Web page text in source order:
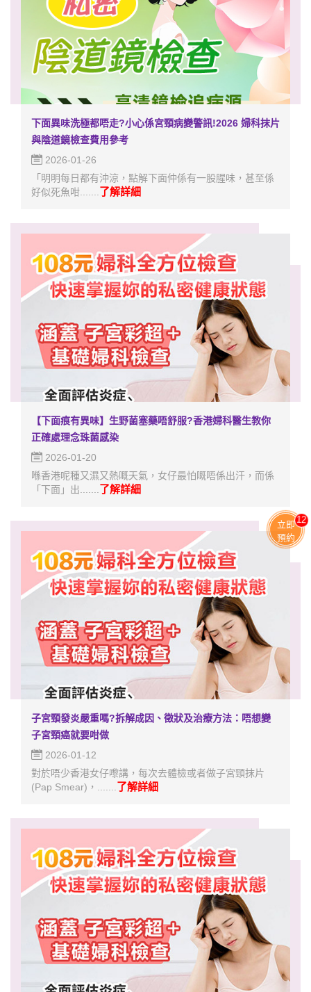
下面異味洗極都唔走?小心係宮頸病變警訊!2026 婦科抹片
與陰道鏡檢查費用參考
2026-01-26
「明明每日都有沖涼，點解下面仲係有一股腥味，甚至係
好似死魚咁.......了解詳細
【下面痕有異味】生野菌塞藥唔舒服?香港婦科醫生教你
正確處理念珠菌感染
2026-01-20
喺香港呢種又濕又熱嘅天氣，女仔最怕嘅唔係出汗，而係
「下面」出....... 了解詳細
子宮頸發炎嚴重嗎?拆解成因、徵狀及治療方法：唔想變
子宮頸癌就要咁做
2026-01-12
對於唔少香港女仔嚟講，每次去體檢或者做子宮頸抹片
(Pap Smear)，....... 了解詳細
立即
預約
13